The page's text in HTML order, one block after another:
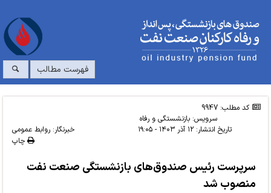
فهرست مطالب
کد مطلب: 9947
سرویس: بازنشستگی و رفاه
تاریخ انتشار:۱۲ آذر ۱۴۰۳ - ۱۹:۰۵
خبرنگار: روابط عمومی
چاپ
سرپرست رئیس صندوق‌های بازنشستگی صنعت نفت
منصوب شد